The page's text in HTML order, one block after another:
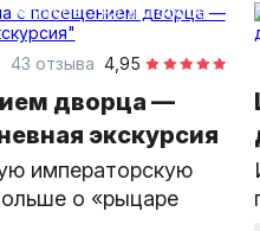
6 часов
на автобусе
4,95
43 отзыва
дворца —
экскурсия
императорскую
о «рыцаре